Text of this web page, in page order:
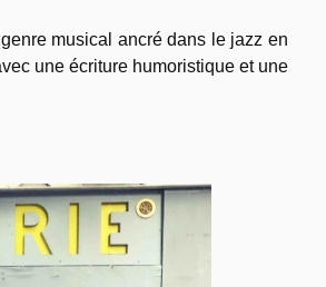
musical ancré dans le jazz en
une écriture humoristique et une